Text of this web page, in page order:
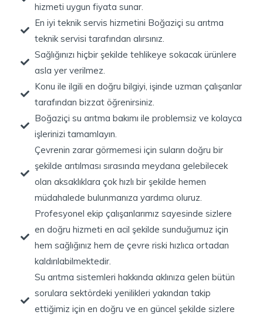
hizmeti uygun fiyata sunar.
En iyi teknik servis hizmetini Boğaziçi su arıtma
teknik servisi tarafından alırsınız.
Sağlığınızı hiçbir şekilde tehlikeye sokacak ürünlere
asla yer verilmez.
Konu ile ilgili en doğru bilgiyi, işinde uzman çalışanlar
tarafından bizzat öğrenirsiniz.
Boğaziçi su arıtma bakımı ile problemsiz ve kolayca
işlerinizi tamamlayın.
Çevrenin zarar görmemesi için suların doğru bir
şekilde arıtılması sırasında meydana gelebilecek
olan aksaklıklara çok hızlı bir şekilde hemen
müdahalede bulunmanıza yardımcı oluruz.
Profesyonel ekip çalışanlarımız sayesinde sizlere
en doğru hizmeti en acil şekilde sunduğumuz için
hem sağlığınız hem de çevre riski hızlıca ortadan
kaldırılabilmektedir.
Su arıtma sistemleri hakkında aklınıza gelen bütün
sorulara sektördeki yenilikleri yakından takip
ettiğimiz için en doğru ve en güncel şekilde sizlere